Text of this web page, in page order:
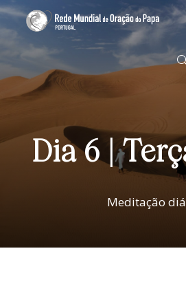
Dia 6 |
Meditação